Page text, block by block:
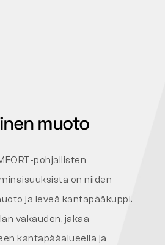
muoto
pohjallisten
on niiden
ja leveä kantapääkuppi.
vakauden, jakaa
kantapääalueella ja